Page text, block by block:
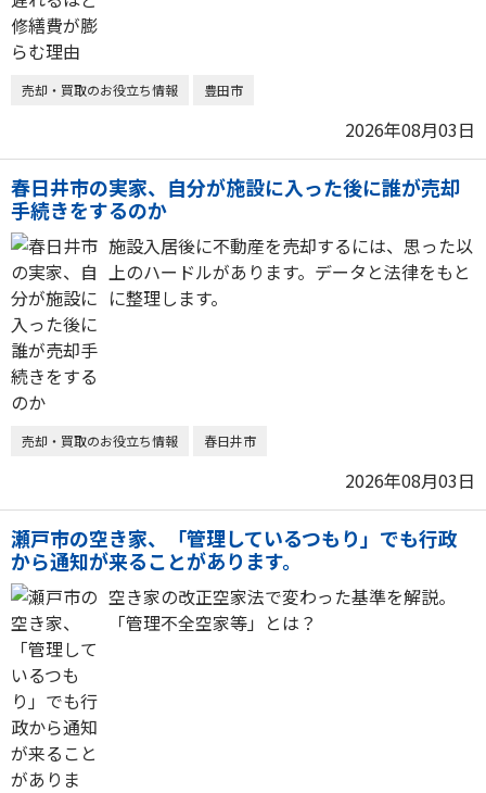
売却・買取のお役立ち情報 豊田市
2026年08月03日
春日井市の実家、自分が施設に入った後に誰が売却
手続きをするのか
施設入居後に不動産を売却するには、思った以
上のハードルがあります。データと法律をもと
に整理します。
売却・買取のお役立ち情報 春日井市
2026年08月03日
瀬戸市の空き家、「管理しているつもり」でも行政
から通知が来ることがあります。
空き家の改正空家法で変わった基準を解説。
「管理不全空家等」とは？